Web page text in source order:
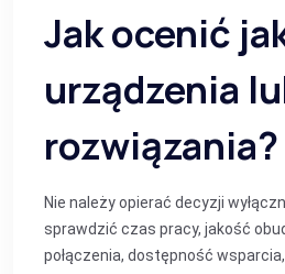
Jak ocenić
urządzenia
rozwiązania?
Nie należy opierać decyzji
sprawdzić czas pracy, jakość
połączenia, dostępność